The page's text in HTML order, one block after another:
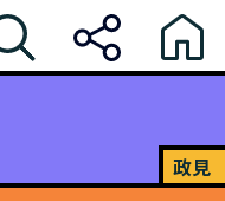
政見